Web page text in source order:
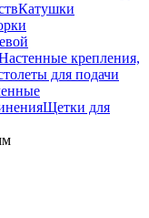
Катушки
крепления,
для подачи
Щетки для